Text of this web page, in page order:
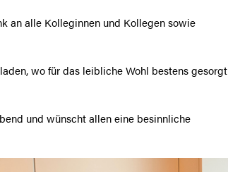
an alle Kolleginnen und Kollegen sowie
wo für das leibliche Wohl bestens gesorgt
und wünscht allen eine besinnliche